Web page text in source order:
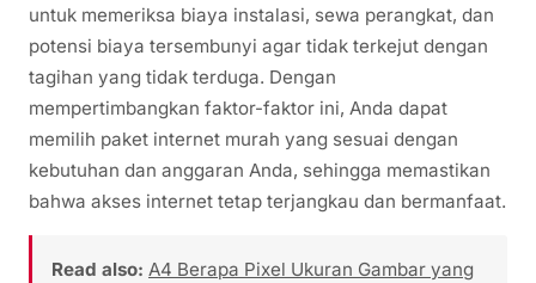
untuk memeriksa biaya instalasi, sewa perangkat, dan
potensi biaya tersembunyi agar tidak terkejut dengan
tagihan yang tidak terduga. Dengan
mempertimbangkan faktor-faktor ini, Anda dapat
memilih paket internet murah yang sesuai dengan
kebutuhan dan anggaran Anda, sehingga memastikan
bahwa akses internet tetap terjangkau dan bermanfaat.
Read also: A4 Berapa Pixel Ukuran Gambar yang